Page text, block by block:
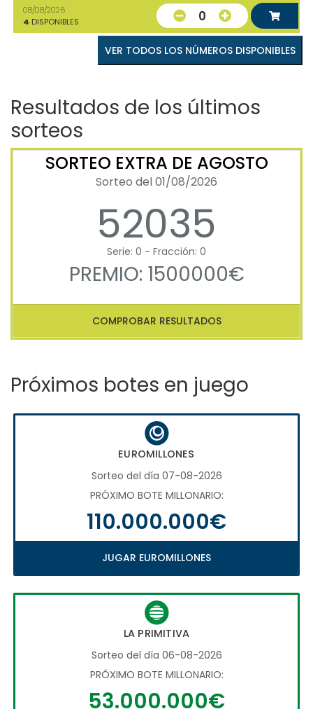
08/08/2026
4 DISPONIBLES 0
VER TODOS LOS NÚMEROS DISPONIBLES
Resultados de los últimos
sorteos
SORTEO EXTRA DE AGOSTO
Sorteo del 01/08/2026
52035
Serie: 0 - Fracción: 0
PREMIO: 1500000€
COMPROBAR RESULTADOS
Próximos botes en juego
EUROMILLONES
Sorteo del día 07-08-2026
PRÓXIMO BOTE MILLONARIO:
110.000.000€
JUGAR EUROMILLONES
LA PRIMITIVA
Sorteo del día 06-08-2026
PRÓXIMO BOTE MILLONARIO:
53.000.000€